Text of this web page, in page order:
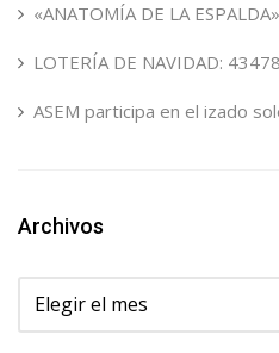
«ANATOMÍA DE LA ESPALDA»
LOTERÍA DE NAVIDAD:
ASEM participa en el izado
Archivos
Archivos